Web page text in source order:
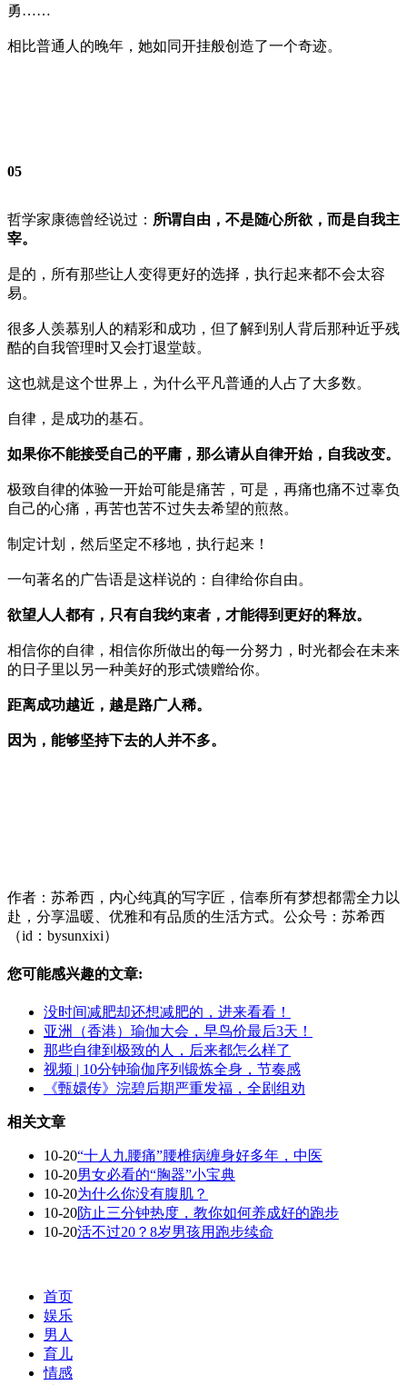
勇……
相比普通人的晚年，她如同开挂般创造了一个奇迹。
05
哲学家康德曾经说过： 所谓自由，不是随心所欲，而是自我主
宰。
是的，所有那些让人变得更好的选择，执行起来都不会太容
易。
很多人羡慕别人的精彩和成功，但了解到别人背后那种近乎残
酷的自我管理时又会打退堂鼓。
这也就是这个世界上，为什么平凡普通的人占了大多数。
自律，是成功的基石。
如果你不能接受自己的平庸，那么请从自律开始，自我改变。
极致自律的体验一开始可能是痛苦，可是，再痛也痛不过辜负
自己的心痛，再苦也苦不过失去希望的煎熬。
制定计划，然后坚定不移地，执行起来！
一句著名的广告语是这样说的：自律给你自由。
欲望人人都有，只有自我约束者，才能得到更好的释放。
相信你的自律，相信你所做出的每一分努力，时光都会在未来
的日子里以另一种美好的形式馈赠给你。
距离成功越近，越是路广人稀。
因为，能够坚持下去的人并不多。
作者：苏希西，内心纯真的写字匠，信奉所有梦想都需全力以
赴，分享温暖、优雅和有品质的生活方式。公众号：苏希西
（id：bysunxixi）
您可能感兴趣的文章:
没时间减肥却还想减肥的，进来看看！
亚洲（香港）瑜伽大会，早鸟价最后3天！
那些自律到极致的人，后来都怎么样了
视频 | 10分钟瑜伽序列锻炼全身，节奏感
《甄嬛传》浣碧后期严重发福，全剧组劝
相关文章
10-20“十人九腰痛”腰椎病缠身好多年，中医
10-20男女必看的“胸器”小宝典
10-20为什么你没有腹肌？
10-20防止三分钟热度，教你如何养成好的跑步
10-20活不过20？8岁男孩用跑步续命
首页
娱乐
男人
育儿
情感